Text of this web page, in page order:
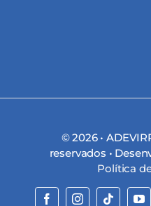
© 2026 •
reservados •
Política